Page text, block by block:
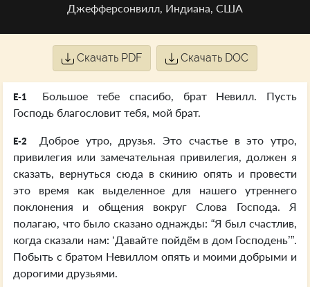
Джефферсонвилл, Индиана, США
Скачать PDF Скачать DOC
E-1
Большое тебе спасибо, брат Невилл. Пусть
Господь благословит тебя, мой брат.
E-2
Доброе утро, друзья. Это счастье в это утро,
привилегия или замечательная привилегия, должен я
сказать, вернуться сюда в скинию опять и провести
это время как выделенное для нашего утреннего
поклонения и общения вокруг Слова Господа. Я
полагаю, что было сказано однажды: “Я был счастлив,
когда сказали нам: ‘Давайте пойдём в дом Господень’”.
Побыть с братом Невиллом опять и моими добрыми и
дорогими друзьями.